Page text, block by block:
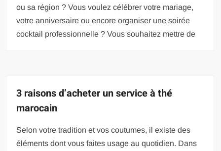
ou sa région ? Vous voulez célébrer votre mariage,
votre anniversaire ou encore organiser une soirée
cocktail professionnelle ? Vous souhaitez mettre de
3 raisons d’acheter un service à thé
marocain
Selon votre tradition et vos coutumes, il existe des
éléments dont vous faites usage au quotidien. Dans